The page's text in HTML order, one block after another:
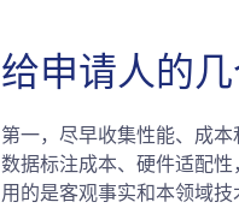
给申请人的
第一，尽早收集性能、成
数据标注成本、硬件适配
用的是客观事实和本领域技